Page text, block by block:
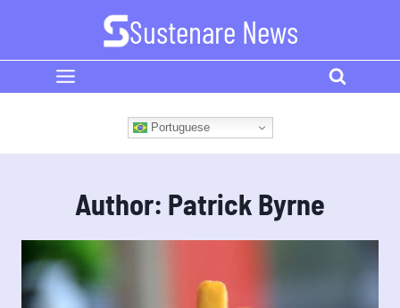
content
Sustenare News
Portuguese
Author: Patrick Byrne